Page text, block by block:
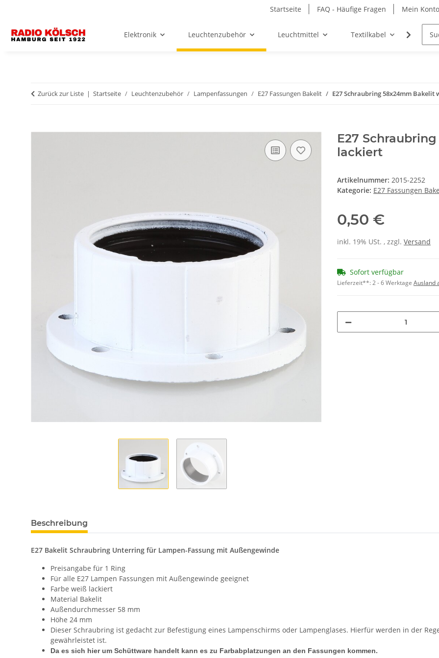
Startseite FAQ - Häufige Fragen Mein Konto
Elektronik Leuchtenzubehör Leuchtmittel Textilkabel
Zurück zur Liste Startseite Leuchtenzubehör Lampenfassungen E27 Fassungen Bakelit E27 Schraubring 58x24mm Bakelit
E27
lackiert
Artikelnummer: 2015-2252
Kategorie: E27 Fassungen
0,50 €
inkl. 19% USt. , zzgl. Versand
Sofort verfügbar
Lieferzeit**:2 - 6 Werktage Ausland
Beschreibung
E27 Bakelit Schraubring Unterring für Lampen-Fassung mit Außengewinde
Preisangabe für 1 Ring
Für alle E27 Lampen Fassungen mit Außengewinde geeignet
Farbe weiß lackiert
Material Bakelit
Außendurchmesser 58 mm
Höhe 24 mm
Dieser Schraubring ist gedacht zur Befestigung eines Lampenschirms oder Lampenglases. Hierfür werden in der
gewährleistet ist.
Da es sich hier um Schüttware handelt kann es zu Farbabplatzungen an den Fassungen kommen.